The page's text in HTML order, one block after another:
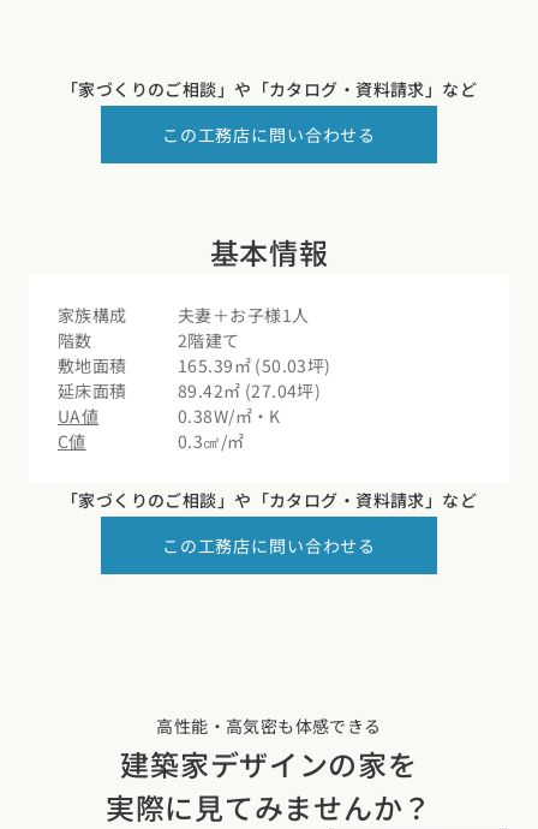
「家づくりのご相談」や 「カタログ・資料請求」など
この工務店に問い合わせる
基本情報
家族構成
夫妻＋お子様1人
階数
2階建て
敷地面積
165.39㎡ (50.03坪)
延床面積
89.42㎡ (27.04坪)
UA値
0.38W/㎡・K
C値
0.3㎠/㎡
「家づくりのご相談」や 「カタログ・資料請求」など
この工務店に問い合わせる
高性能・高気密も体感できる
建築家デザインの家を
実際に見てみませんか？